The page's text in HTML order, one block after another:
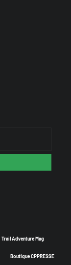
Trail Adventure Mag
Boutique CPPRESSE